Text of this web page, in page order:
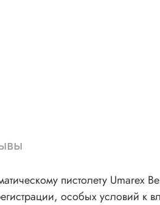
пистолету Umarex
особых